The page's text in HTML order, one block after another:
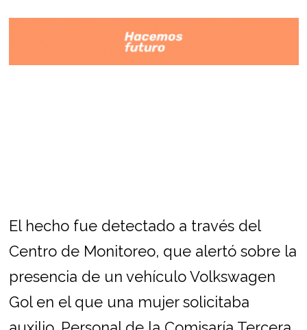
El hecho fue detectado a través del
Centro de Monitoreo, que alertó sobre la
presencia de un vehículo Volkswagen
Gol en el que una mujer solicitaba